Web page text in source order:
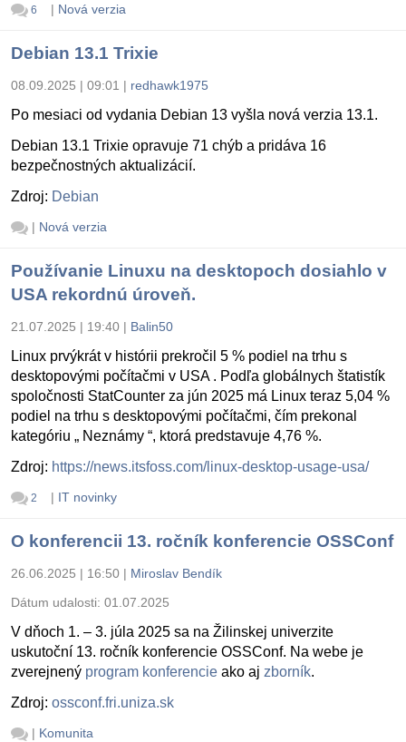
6 | Nová verzia
Debian 13.1 Trixie
08.09.2025 | 09:01 | redhawk1975
Po mesiaci od vydania Debian 13 vyšla nová verzia 13.1.
Debian 13.1 Trixie opravuje 71 chýb a pridáva 16
bezpečnostných aktualizácií.
Zdroj: Debian
| Nová verzia
Používanie Linuxu na desktopoch dosiahlo v
USA rekordnú úroveň.
21.07.2025 | 19:40 | Balin50
Linux prvýkrát v histórii prekročil 5 % podiel na trhu s
desktopovými počítačmi v USA . Podľa globálnych štatistík
spoločnosti StatCounter za jún 2025 má Linux teraz 5,04 %
podiel na trhu s desktopovými počítačmi, čím prekonal
kategóriu „ Neznámy “, ktorá predstavuje 4,76 %.
Zdroj: https://news.itsfoss.com/linux-desktop-usage-usa/
2 | IT novinky
O konferencii 13. ročník konferencie OSSConf
26.06.2025 | 16:50 | Miroslav Bendík
Dátum udalosti: 01.07.2025
V dňoch 1. – 3. júla 2025 sa na Žilinskej univerzite
uskutoční 13. ročník konferencie OSSConf. Na webe je
zverejnený program konferencie ako aj zborník.
Zdroj: ossconf.fri.uniza.sk
| Komunita